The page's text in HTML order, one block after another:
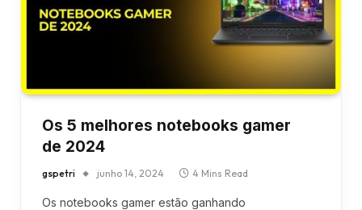
Os 5 melhores notebooks gamer
de 2024
gspetri junho 14, 2024 4 Mins Read
Os notebooks gamer estão ganhando